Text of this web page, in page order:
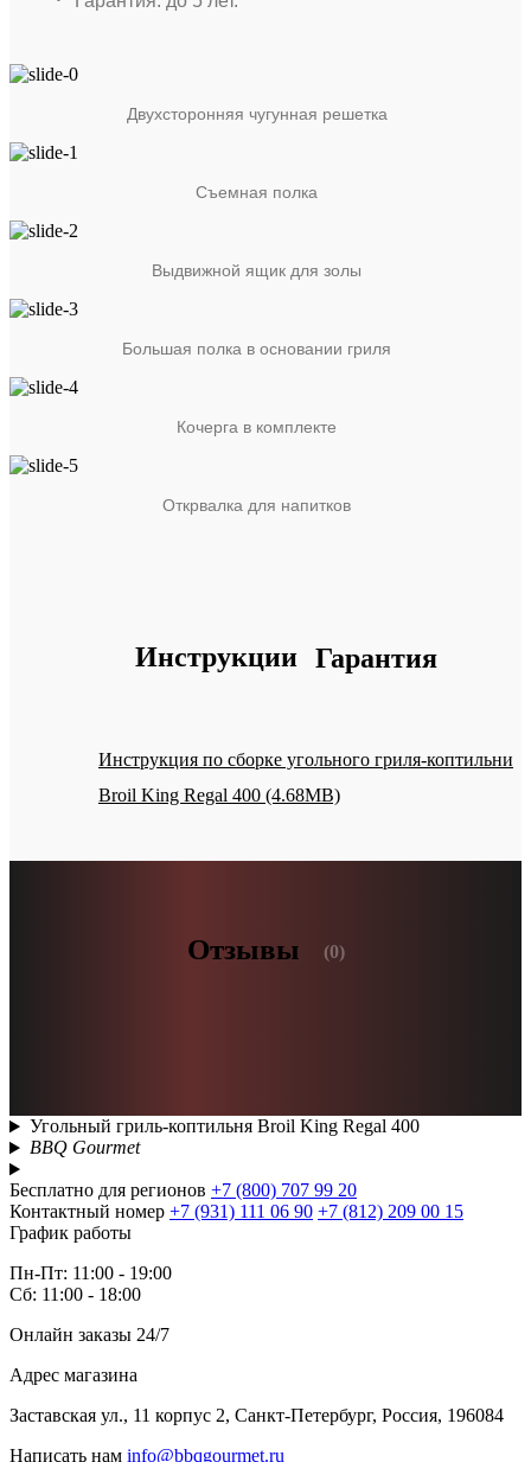
Двухсторонняя чугунная решетка
Съемная полка
Выдвижной ящик для золы
Большая полка в основании гриля
Кочерга в комплекте
Открвалка для напитков
Инструкции Гарантия
Инструкция по сборке угольного гриля-коптильни
Broil King Regal 400 (4.68MB)
Отзывы (0)
Угольный гриль-коптильня Broil King Regal 400
BBQ Gourmet
Бесплатно для регионов +7 (800) 707 99 20
Контактный номер +7 (931) 111 06 90 +7 (812) 209 00 15
График работы
Пн-Пт: 11:00 - 19:00
Сб: 11:00 - 18:00
Онлайн заказы 24/7
Адрес магазина
Заставская ул., 11 корпус 2, Санкт-Петербург, Россия, 196084
Написать нам info@bbqgourmet.ru